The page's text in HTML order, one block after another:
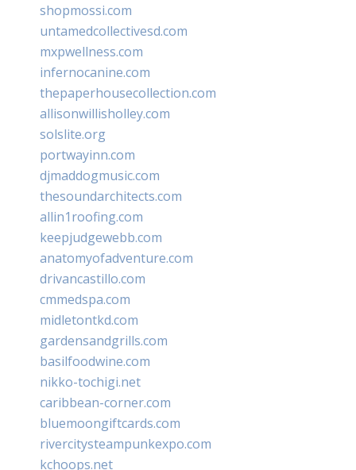
shopmossi.com
untamedcollectivesd.com
mxpwellness.com
infernocanine.com
thepaperhousecollection.com
allisonwillisholley.com
solslite.org
portwayinn.com
djmaddogmusic.com
thesoundarchitects.com
allin1roofing.com
keepjudgewebb.com
anatomyofadventure.com
drivancastillo.com
cmmedspa.com
midletontkd.com
gardensandgrills.com
basilfoodwine.com
nikko-tochigi.net
caribbean-corner.com
bluemoongiftcards.com
rivercitysteampunkexpo.com
kchoops.net